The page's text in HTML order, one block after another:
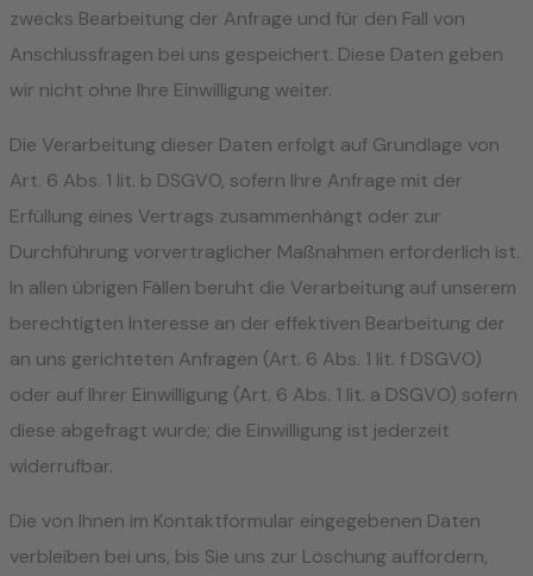
zwecks Bearbeitung der Anfrage und für den Fall von
Anschlussfragen bei uns gespeichert. Diese Daten geben
wir nicht ohne Ihre Einwilligung weiter.
Die Verarbeitung dieser Daten erfolgt auf Grundlage von
Art. 6 Abs. 1 lit. b DSGVO, sofern Ihre Anfrage mit der
Erfüllung eines Vertrags zusammenhängt oder zur
Durchführung vorvertraglicher Maßnahmen erforderlich ist.
In allen übrigen Fällen beruht die Verarbeitung auf unserem
berechtigten Interesse an der effektiven Bearbeitung der
an uns gerichteten Anfragen (Art. 6 Abs. 1 lit. f DSGVO)
oder auf Ihrer Einwilligung (Art. 6 Abs. 1 lit. a DSGVO) sofern
diese abgefragt wurde; die Einwilligung ist jederzeit
widerrufbar.
Die von Ihnen im Kontaktformular eingegebenen Daten
verbleiben bei uns, bis Sie uns zur Löschung auffordern,